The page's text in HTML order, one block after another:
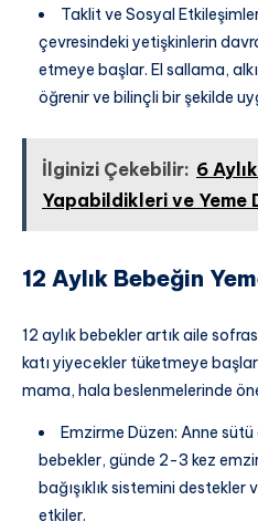
Taklit ve Sosyal
çevresindeki yetişkinlerin
etmeye başlar. El sallama,
öğrenir ve bilinçli bir şekilde
İlginizi Çekebilir: 6
Yapabildikleri ve Yeme
12 Aylık Bebeğin
12 aylık bebekler artık aile
katı yiyecekler tüketmeye
mama, hala beslenmelerinde
Emzirme Düzen: Anne
bebekler, günde 2-3 kez
bağışıklık sistemini
etkiler.